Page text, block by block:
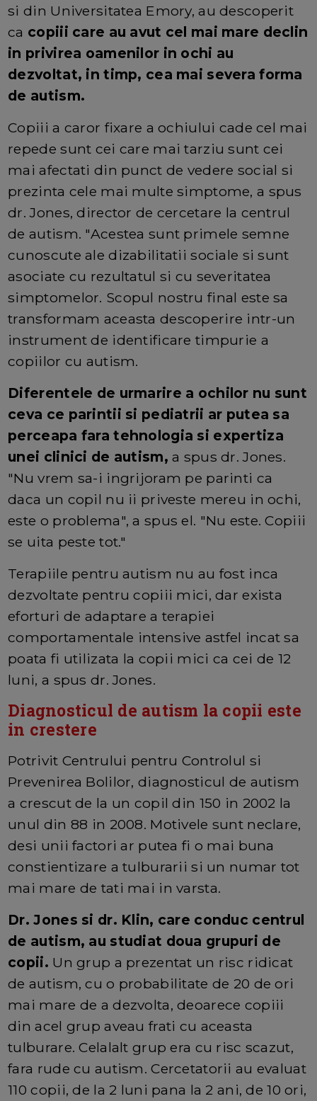
si din Universitatea Emory, au descoperit
ca copiii care au avut cel mai mare declin
in privirea oamenilor in ochi au
dezvoltat, in timp, cea mai severa forma
de autism.
Copiii a caror fixare a ochiului cade cel mai
repede sunt cei care mai tarziu sunt cei
mai afectati din punct de vedere social si
prezinta cele mai multe simptome, a spus
dr. Jones, director de cercetare la centrul
de autism. "Acestea sunt primele semne
cunoscute ale dizabilitatii sociale si sunt
asociate cu rezultatul si cu severitatea
simptomelor. Scopul nostru final este sa
transformam aceasta descoperire intr-un
instrument de identificare timpurie a
copiilor cu autism.
Diferentele de urmarire a ochilor nu sunt
ceva ce parintii si pediatrii ar putea sa
perceapa fara tehnologia si expertiza
unei clinici de autism, a spus dr. Jones.
"Nu vrem sa-i ingrijoram pe parinti ca
daca un copil nu ii priveste mereu in ochi,
este o problema", a spus el. "Nu este. Copiii
se uita peste tot."
Terapiile pentru autism nu au fost inca
dezvoltate pentru copiii mici, dar exista
eforturi de adaptare a terapiei
comportamentale intensive astfel incat sa
poata fi utilizata la copii mici ca cei de 12
luni, a spus dr. Jones.
Diagnosticul de autism la copii este
in crestere
Potrivit Centrului pentru Controlul si
Prevenirea Bolilor, diagnosticul de autism
a crescut de la un copil din 150 in 2002 la
unul din 88 in 2008. Motivele sunt neclare,
desi unii factori ar putea fi o mai buna
constientizare a tulburarii si un numar tot
mai mare de tati mai in varsta.
Dr. Jones si dr. Klin, care conduc centrul
de autism, au studiat doua grupuri de
copii. Un grup a prezentat un risc ridicat
de autism, cu o probabilitate de 20 de ori
mai mare de a dezvolta, deoarece copiii
din acel grup aveau frati cu aceasta
tulburare. Celalalt grup era cu risc scazut,
fara rude cu autism. Cercetatorii au evaluat
110 copii, de la 2 luni pana la 2 ani, de 10 ori,